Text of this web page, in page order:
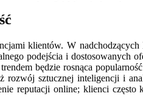
klientów. W nadchodzących
podejścia i dostosowanych
będzie rosnąca
sztucznej inteligencji i
reputacji online; klienci